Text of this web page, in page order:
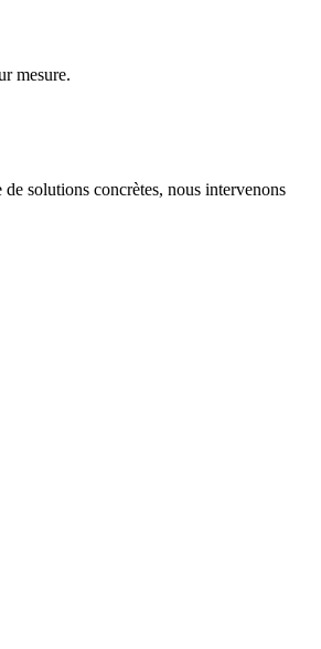
mesure.
solutions concrètes, nous intervenons